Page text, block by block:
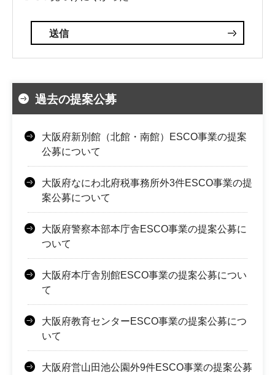
過去の提案公募
大阪府新別館（北館・南館）ESCO事業の提案
公募について
大阪府なにわ北府税事務所外3件ESCO事業の提
案公募について
大阪府警察本部本庁舎ESCO事業の提案公募に
ついて
大阪府本庁舎別館ESCO事業の提案公募につい
て
大阪府教育センターESCO事業の提案公募につ
いて
大阪府営山田池公園外9件ESCO事業の提案公募